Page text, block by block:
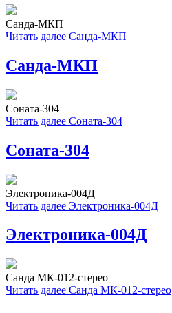
Санда-МКП
Читать далее Санда-МКП
Санда-МКП
Соната-304
Читать далее Соната-304
Соната-304
Электроника-004Д
Читать далее Электроника-004Д
Электроника-004Д
Санда МК-012-стерео
Читать далее Санда МК-012-стерео